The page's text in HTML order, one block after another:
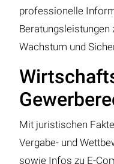
professionelle
Beratungsleistungen
Wachstum und
Mit juristischen
Vergabe- und
sowie Infos zu E-